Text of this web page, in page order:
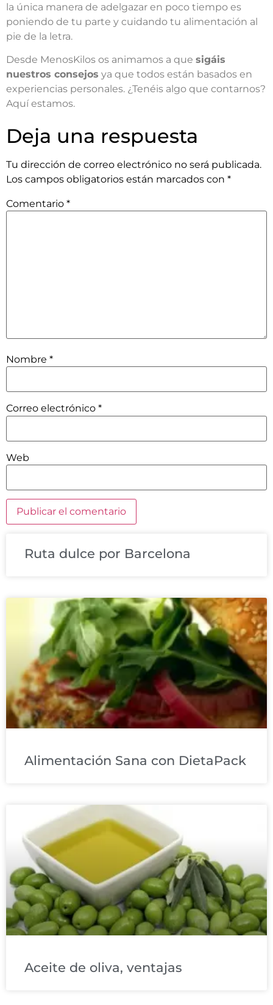
la única manera de adelgazar en poco tiempo es
poniendo de tu parte y cuidando tu alimentación al
pie de la letra.
Desde MenosKilos os animamos a que sigáis
nuestros consejos ya que todos están basados en
experiencias personales. ¿Tenéis algo que contarnos?
Aquí estamos.
Deja una respuesta
Tu dirección de correo electrónico no será publicada.
Los campos obligatorios están marcados con *
Comentario *
Nombre *
Correo electrónico *
Web
Ruta dulce por Barcelona
Alimentación Sana con DietaPack
Aceite de oliva, ventajas